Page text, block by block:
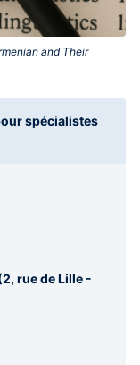
and Their
spécialistes
rue de Lille -